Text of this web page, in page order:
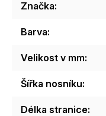
Značka:
Barva:
Velikost v mm:
Šířka nosníku:
Délka stranice: